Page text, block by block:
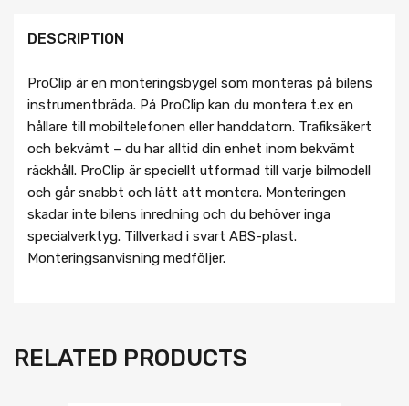
DESCRIPTION
ProClip är en monteringsbygel som monteras på bilens
instrumentbräda. På ProClip kan du montera t.ex en
hållare till mobiltelefonen eller handdatorn. Trafiksäkert
och bekvämt – du har alltid din enhet inom bekvämt
räckhåll. ProClip är speciellt utformad till varje bilmodell
och går snabbt och lätt att montera. Monteringen
skadar inte bilens inredning och du behöver inga
specialverktyg. Tillverkad i svart ABS-plast.
Monteringsanvisning medföljer.
RELATED PRODUCTS